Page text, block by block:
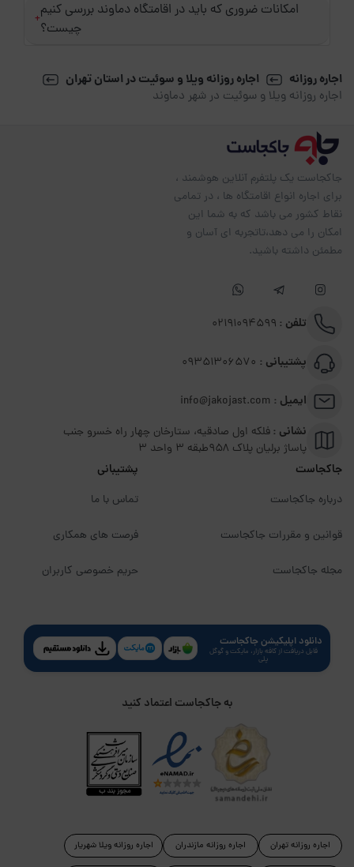
امکانات ضروری که باید در اقامتگاه دماوند بررسی کنیم
چیست؟+
اجاره روزانه اجاره روزانه ویلا و سوئیت در استان تهران
اجاره روزانه ویلا و سوئیت در شهر دماوند
جاکجاست یک پلتفرم آنلاین هوشمند ،
برای اجاره انواع اقامتگاه ها ، در تمامی
نقاط کشور می باشد که به شما این
امکان را می دهد،تاتجربه ای آسان و
مطمئن داشته باشید.
تلفن : 02191094599
پشتیبانی :
ایمیل :
نشانی :فلکه اول صادقیه، ستارخان چهار راه خسرو جنب
پاساژ برلیان پلاک ۹۵۸طبقه 3 واحد 3
جاکجاست
درباره جاکجاست
قوانین و مقررات جاکجاست
مجله جاکجاست
پشتیبانی
تماس با ما
فرصت های همکاری
حریم خصوصی کاربران
دانلود اپلیکیشن جاکجاست
قابل دریافت از کافه بازار، مایکت و گوگل
پلی
به جاکجاست اعتماد کنید
اجاره روزانه تهران اجاره روزانه مازندران اجاره روزانه ویلا شهریار